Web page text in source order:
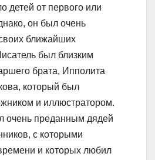
детей от первого или
он был очень
ближайших
был близким
брата, Ипполита
который был
и иллюстратором.
очень преданным дядей
с которыми
и которых любил